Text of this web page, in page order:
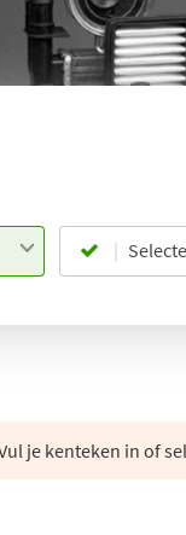
je kenteken in of